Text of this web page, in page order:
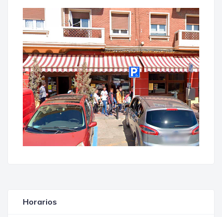
Horarios